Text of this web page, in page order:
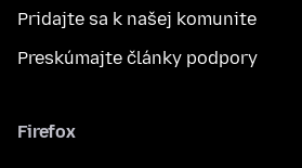
Pridajte sa k našej komunite
Preskúmajte články podpory
Firefox